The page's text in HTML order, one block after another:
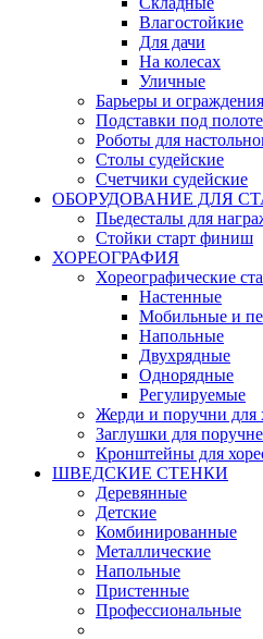
Влагостойкие
Для дачи
На колесах
Уличные
Барьеры и ограждения
Подставки под
Роботы для
Столы судейские
Счетчики судейские
ОБОРУДОВАНИЕ ДЛЯ
Пьедесталы для
Стойки старт финиш
ХОРЕОГРАФИЯ
Хореографические
Настенные
Мобильные и
Напольные
Двухрядные
Однорядные
Регулируемые
Жерди и поручни для
Заглушки для
Кронштейны для
ШВЕДСКИЕ СТЕНКИ
Деревянные
Детские
Комбинированные
Металлические
Напольные
Пристенные
Профессиональные